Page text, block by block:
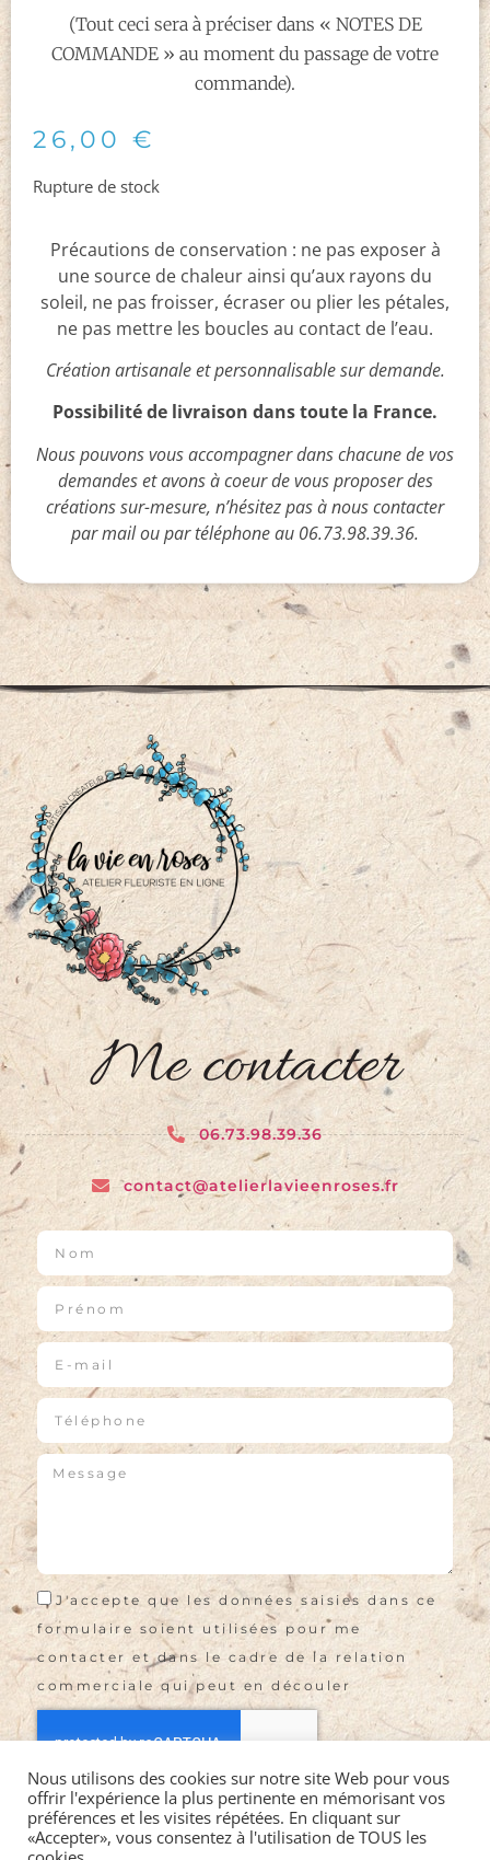
(Tout ceci sera à préciser dans « NOTES DE
COMMANDE » au moment du passage de votre
commande).
26,00 €
Rupture de stock
Précautions de conservation : ne pas exposer à
une source de chaleur ainsi qu’aux rayons du
soleil, ne pas froisser, écraser ou plier les pétales,
ne pas mettre les boucles au contact de l’eau.
Création artisanale et personnalisable sur demande.
Possibilité de livraison dans toute la France.
Nous pouvons vous accompagner dans chacune de vos
demandes et avons à coeur de vous proposer des
créations sur-mesure, n’hésitez pas à nous contacter
par mail ou par téléphone au 06.73.98.39.36.
Me contacter
06.73.98.39.36
contact@atelierlavieenroses.fr
J'accepte que les données saisies dans ce
formulaire soient utilisées pour me
contacter et dans le cadre de la relation
commerciale qui peut en découler
Envoyer
Nous utilisons des cookies sur notre site Web pour vous
offrir l'expérience la plus pertinente en mémorisant vos
préférences et les visites répétées. En cliquant sur
«Accepter», vous consentez à l'utilisation de TOUS les